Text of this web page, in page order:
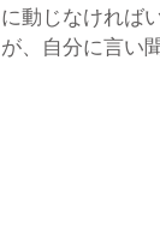
に動じなければ
が、自分に言い